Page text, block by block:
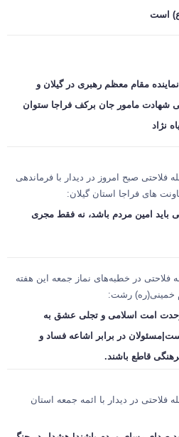
است
مقام معظم رهبری در گیلان و
پی شهادت مامور جان برکف فراجا ستوان
نژاد
فلاحتی صبح امروز در دیدار با فرماندهی
های فراجا استان گیلان:
باید امین مردم باشد، نه فقط مجری
فلاحتی در خطبه‌های نماز جمعه این هفته
خمینی(ره) رشت:
وحدت امت اسلامی و تجلی عشق به
در برابر اشاعه فساد و
قاطع باشند.
فلاحتی در دیدار با ائمه جمعه استان